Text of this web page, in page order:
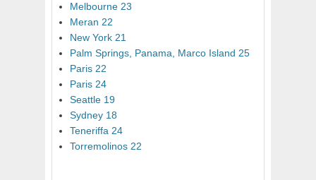
Melbourne 23
Meran 22
New York 21
Palm Springs, Panama, Marco Island 25
Paris 22
Paris 24
Seattle 19
Sydney 18
Teneriffa 24
Torremolinos 22